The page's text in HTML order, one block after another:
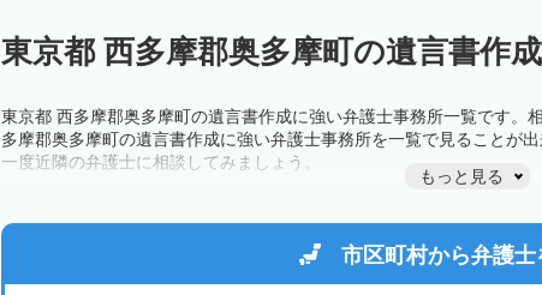
東京都 西多摩郡奥多摩町の遺言書作
東京都 西多摩郡奥多摩町の遺言書作成に強い弁護士事務所一覧です。
多摩郡奥多摩町の遺言書作成に強い弁護士事務所を一覧で見ることが
一度近隣の弁護士に相談してみましょう。
もっと見る
市区町村から弁護士